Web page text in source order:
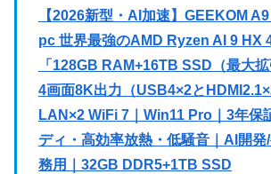
【2026新型・AI加速】GEEKOM
pc 世界最強のAMD Ryzen AI 9 HX
「128GB RAM+16TB SSD（最大拡
4画面8K出力（USB4×2と
LAN×2 WiFi 7｜Win11 Pro｜3年保
ディ・高効率放熱・低騒音｜AI開発
務用｜32GB DDR5+1TB SSD